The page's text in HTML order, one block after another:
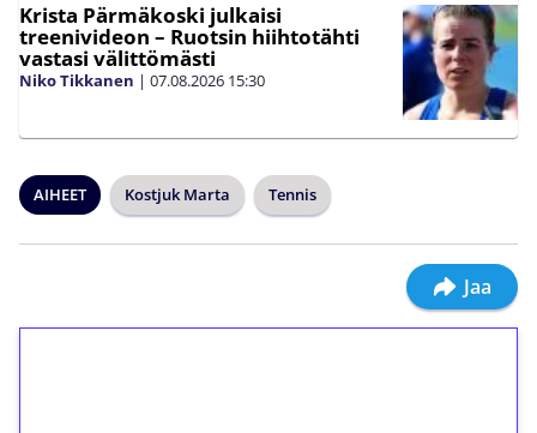
Krista Pärmäkoski julkaisi
treenivideon – Ruotsin hiihtotähti
vastasi välittömästi
Niko Tikkanen | 07.08.2026 15:30
AIHEET Kostjuk Marta Tennis
Jaa